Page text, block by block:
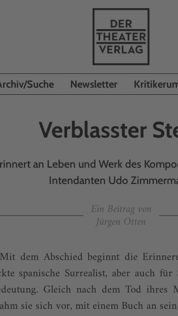
Suche Newsletter
Verblasster
an Leben und Werk des
Intendanten Udo
Ein Beitrag von
Jürgen Otten
dem Abschied beginnt die
spanische Surrealist, aber auch
Gleich nach dem Tod ihres
sie sich vor, mit einem Buch an